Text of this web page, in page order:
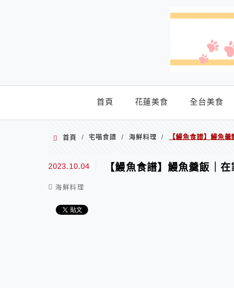
首頁 花蓮美食 全台美食
首頁 / 宅喵食譜 / 海鮮料理 / 【鰻魚食譜】鰻魚
2023.10.04 【鰻魚食譜】鰻魚羹飯｜
海鮮料理